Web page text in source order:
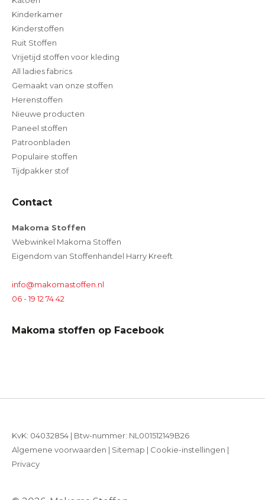
Kinderkamer
Kinderstoffen
Ruit Stoffen
Vrijetijd stoffen voor kleding
All ladies fabrics
Gemaakt van onze stoffen
Herenstoffen
Nieuwe producten
Paneel stoffen
Patroonbladen
Populaire stoffen
Tijdpakker stof
Contact
Makoma Stoffen
Webwinkel Makoma Stoffen
Eigendom van Stoffenhandel Harry Kreeft
info@makomastoffen.nl
06 - 19 12 74 42
Makoma stoffen op Facebook
KvK: 04032854 | Btw-nummer: NL001512149B26
Algemene voorwaarden | Sitemap | Cookie-instellingen |
Privacy